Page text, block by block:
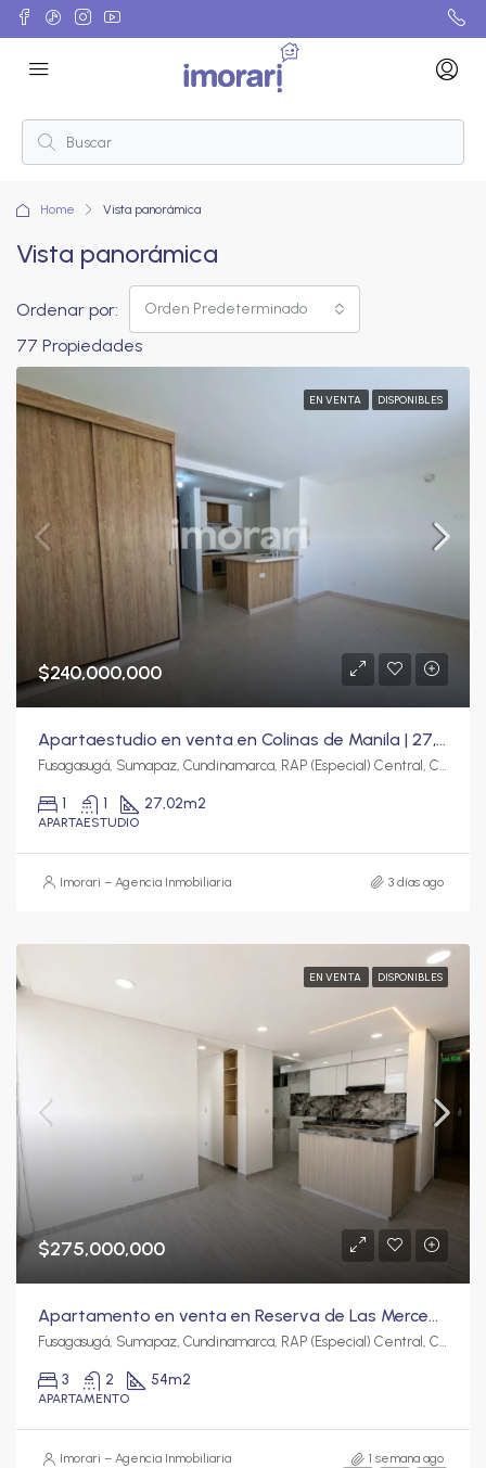
Home Vista panorámica
Vista panorámica
77 Propiedades
Ordenar por: Orden Predeterminado
EN VENTA DISPONIBLES
$240,000,000
Apartaestudio en venta en Colinas de Manila | 27,02 m² con parqueadero y depósito
1 1 27,02m2
APARTAESTUDIO
Imorari – Agencia Inmobiliaria 3 días ago
EN VENTA DISPONIBLES
$275,000,000
Apartamento en venta en Reserva de Las Mercedes, Fusagasugá | 54 m², 3 habitaciones y excelentes zonas comunes
Fusagasugá, Sumapaz, Cundinamarca, RAP (Especial) Central, Colombia
3 2 54m2
APARTAMENTO
Imorari – Agencia Inmobiliaria 1 semana ago